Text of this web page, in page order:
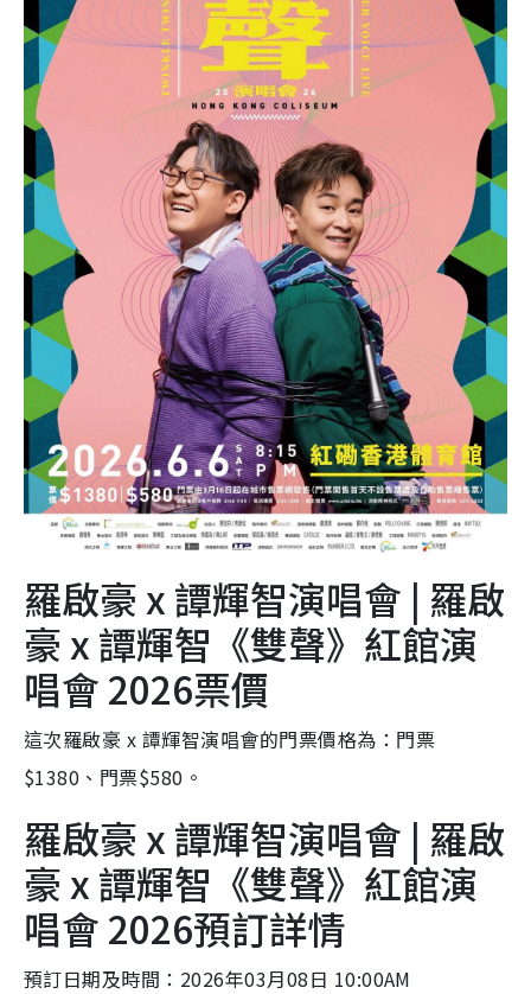
羅啟豪 x 譚輝智演唱會 | 羅啟
豪 x 譚輝智《雙聲》紅館演
唱會 2026票價
這次羅啟豪 x 譚輝智演唱會的門票價格為：門票
$1380、門票$580。
羅啟豪 x 譚輝智演唱會 | 羅啟
豪 x 譚輝智《雙聲》紅館演
唱會 2026預訂詳情
預訂日期及時間：2026年03月08日 10:00AM